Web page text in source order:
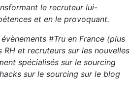
le recruteur lui-
et en le provoquant.
#Tru en France (plus
et recruteurs sur les nouvelles
spécialisés sur le sourcing
sur le sourcing sur le blog